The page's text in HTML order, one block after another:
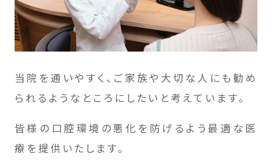
当院を通いやすく、ご家族や大切な人にも勧め
られるようなところにしたいと考えています。
皆様の口腔環境の悪化を防げるよう最適な医
療を提供いたします。